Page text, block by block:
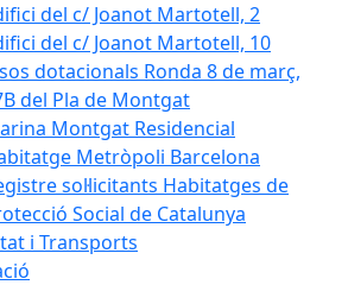
del c/ Joanot Martotell, 2
del c/ Joanot Martotell, 10
dotacionals Ronda 8 de març,
del Pla de Montgat
Montgat Residencial
Metròpoli Barcelona
sol·licitants Habitatges de
Social de Catalunya
i Transports